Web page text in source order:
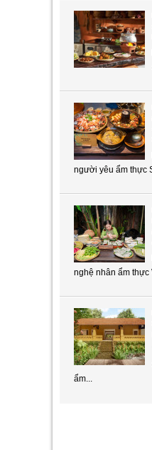
người yêu ẩm thực
nghệ nhân ẩm thực
ẩm...